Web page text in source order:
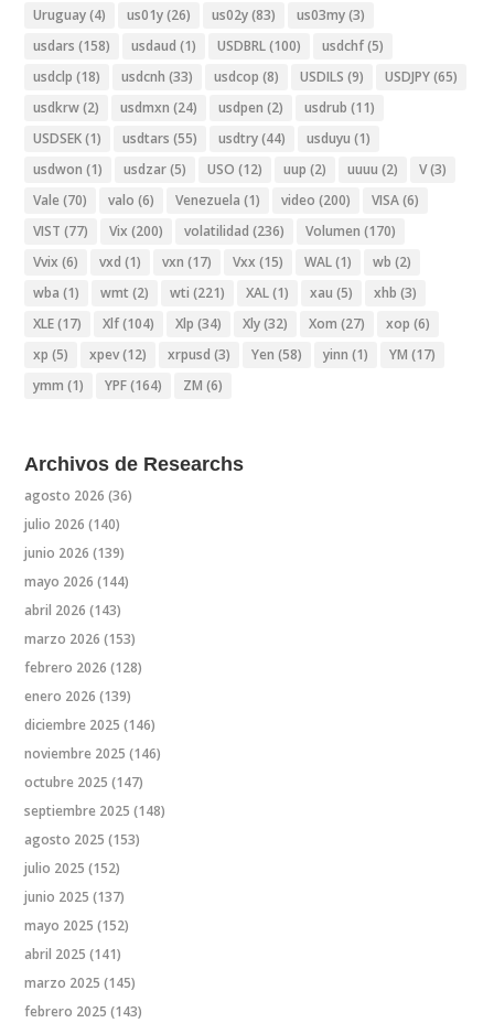
Uruguay(4) us01y(26) us02y(83) us03my(3)
usdars (158) usdaud (1) USDBRL(100) usdchf(5)
usdclp (18) usdcnh (33) usdcop (8) USDILS (9) USDJPY(65)
usdkrw(2) usdmxn (24) usdpen (2) usdrub (11)
USDSEK(1) usdtars (55) usdtry(44) usduyu (1)
usdwon (1) usdzar(5) USO (12) uup (2) uuuu (2) V(3)
Vale (70) valo (6) Venezuela (1) video (200) VISA(6)
VIST (77) Vix (200) volatilidad (236) Volumen (170)
Vvix (6) vxd (1) vxn (17) Vxx (15) WAL(1) wb (2)
wba (1) wmt (2) wti (221) XAL(1) xau (5) xhb (3)
XLE(17) Xlf(104) Xlp (34) Xly(32) Xom (27) xop (6)
xp (5) xpev(12) xrpusd (3) Yen (58) yinn (1) YM (17)
ymm (1) YPF(164) ZM (6)
Archivos de Researchs
agosto 2026 (36)
julio 2026 (140)
junio 2026 (139)
mayo 2026 (144)
abril 2026 (143)
marzo 2026 (153)
febrero 2026 (128)
enero 2026 (139)
diciembre 2025 (146)
noviembre 2025 (146)
octubre 2025 (147)
septiembre 2025 (148)
agosto 2025 (153)
julio 2025 (152)
junio 2025 (137)
mayo 2025 (152)
abril 2025 (141)
marzo 2025 (145)
febrero 2025 (143)